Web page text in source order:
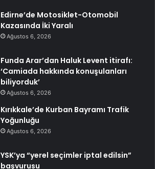
Edirne’de Motosiklet-Otomobil
Kazasında İki Yaralı
Ağustos 6, 2026
Funda Arar’dan Haluk Levent itirafı:
‘Camiada hakkında konuşulanları
biliyorduk’
Ağustos 6, 2026
Kırıkkale’de Kurban Bayramı Trafik
Yoğunluğu
Ağustos 6, 2026
YSK’ya “yerel seçimler iptal edilsin”
başvurusu